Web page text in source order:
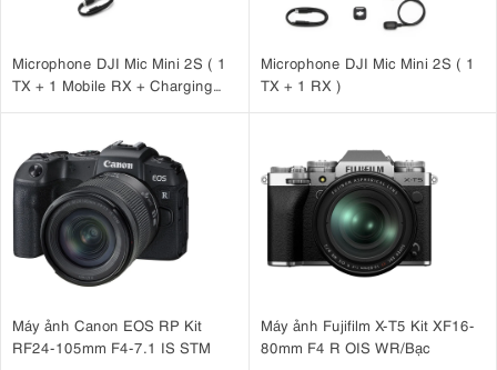
Microphone DJI Mic Mini 2S ( 1
TX + 1 Mobile RX + Charging
Microphone DJI Mic Mini 2S ( 1
TX + 1 RX )
Máy ảnh Canon EOS RP Kit
RF24-105mm F4-7.1 IS STM
Máy ảnh Fujifilm X-T5 Kit XF16-
80mm F4 R OIS WR/Bạc